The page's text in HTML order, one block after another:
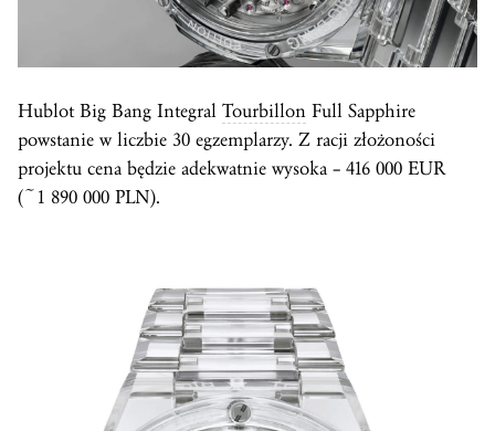
Hublot Big Bang Integral Tourbillon Full Sapphire
powstanie w liczbie 30 egzemplarzy. Z racji złożoności
projektu cena będzie adekwatnie wysoka – 416 000 EUR
(~1 890 000 PLN).